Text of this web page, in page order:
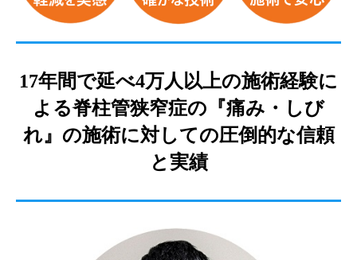
17年間で延べ4万人以上の施術経験に
よる脊柱管狭窄症の『痛み・しび
れ』の施術に対しての圧倒的な信頼
と実績